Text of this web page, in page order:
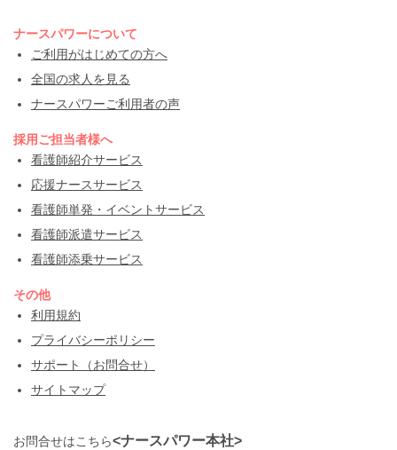
ナースパワーについて
ご利用がはじめての方へ
全国の求人を見る
ナースパワーご利用者の声
採用ご担当者様へ
看護師紹介サービス
応援ナースサービス
看護師単発・イベントサービス
看護師派遣サービス
看護師添乗サービス
その他
利用規約
プライバシーポリシー
サポート（お問合せ）
サイトマップ
お問合せはこちら<ナースパワー本社>